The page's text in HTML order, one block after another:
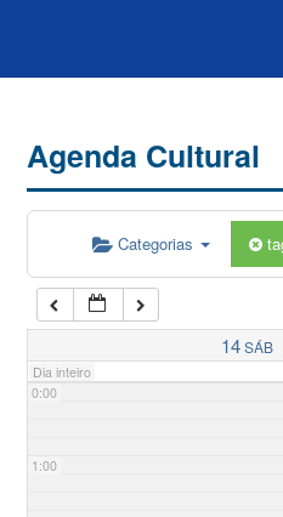
Agenda Cultural
Categorias
14SÁB
Dia inteiro
0:00
1:00